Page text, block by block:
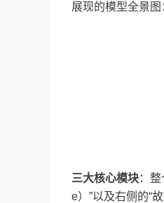
展现的模型全景图
三大核心模块：
e）”以及右侧的“